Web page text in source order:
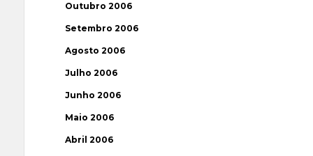
Outubro 2006
Setembro 2006
Agosto 2006
Julho 2006
Junho 2006
Maio 2006
Abril 2006